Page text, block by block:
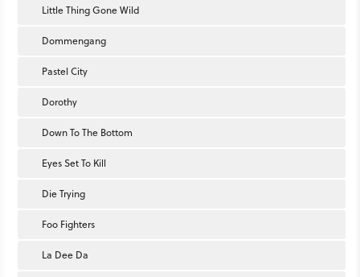
Little Thing Gone Wild
Dommengang
Pastel City
Dorothy
Down To The Bottom
Eyes Set To Kill
Die Trying
Foo Fighters
La Dee Da